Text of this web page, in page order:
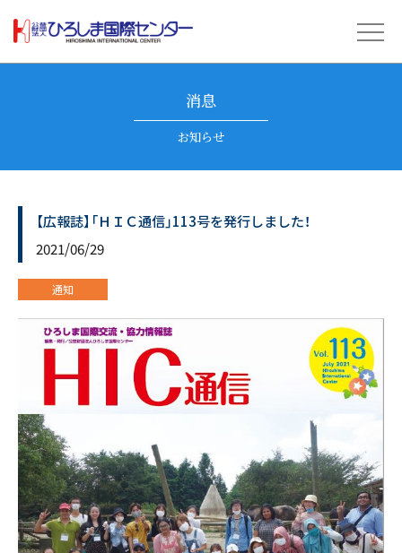
消息
お知らせ
【広報誌】「ＨＩＣ通信」113号を発行しました！
2021/06/29
通知